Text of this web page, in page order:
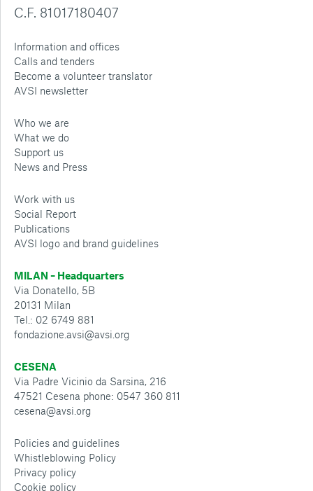
C.F. 81017180407
Information and offices
Calls and tenders
Become a volunteer translator
AVSI newsletter
Who we are
What we do
Support us
News and Press
Work with us
Social Report
Publications
AVSI logo and brand guidelines
MILAN – Headquarters
Via Donatello, 5B
20131 Milan
Tel.: 02 6749 881
fondazione.avsi@avsi.org
CESENA
Via Padre Vicinio da Sarsina, 216
47521 Cesena phone: 0547 360 811
cesena@avsi.org
Policies and guidelines
Whistleblowing Policy
Privacy policy
Cookie policy